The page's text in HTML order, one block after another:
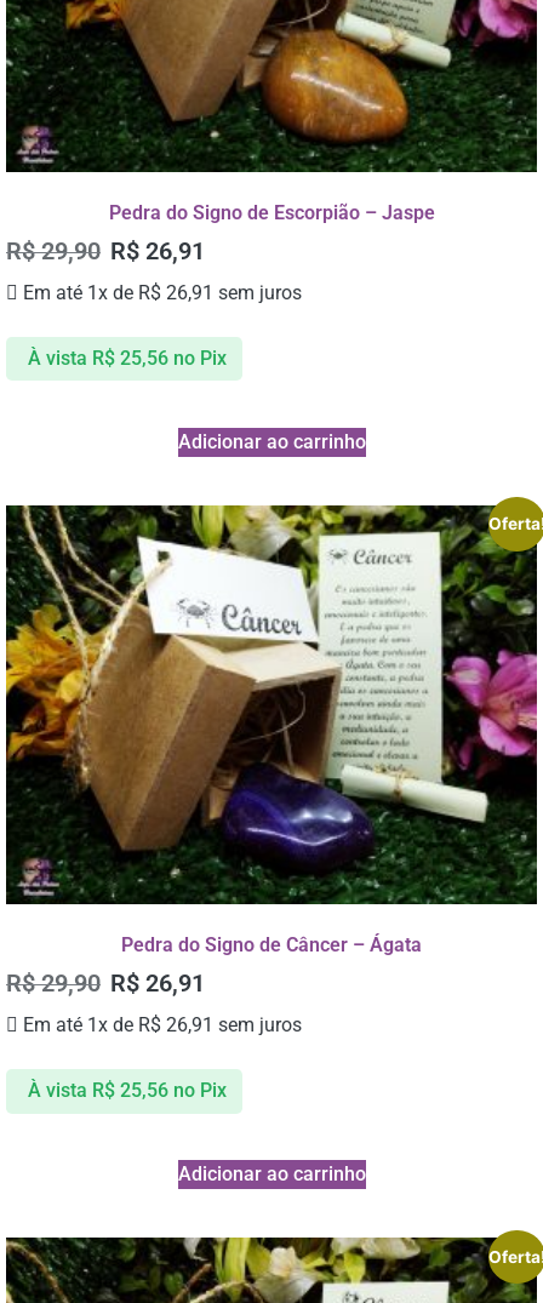
Pedra do Signo de Escorpião – Jaspe
R$29,90 R$ 26,91
Em até 1x de R$ 26,91 sem juros
À vista R$25,56 no Pix
Adicionar ao carrinho
Pedra do Signo de Câncer – Ágata
R$29,90 R$ 26,91
Em até 1x de R$ 26,91 sem juros
À vista R$25,56 no Pix
Adicionar ao carrinho